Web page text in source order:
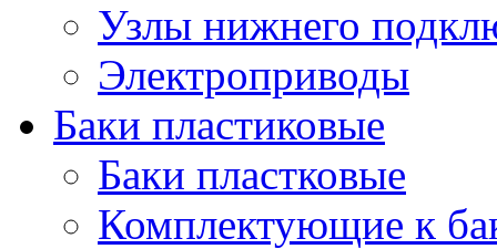
Узлы нижнего
Электроприводы
Баки пластиковые
Баки пластковые
Комплектующие к